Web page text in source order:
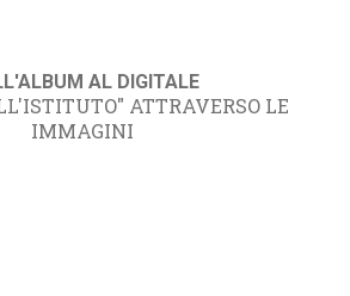
AL DIGITALE
ATTRAVERSO LE
IMMAGINI